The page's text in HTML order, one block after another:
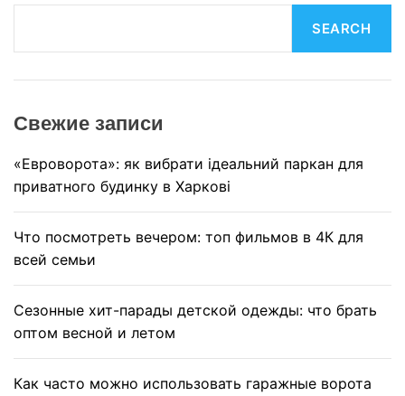
r
h
SEARCH
Свежие записи
«Евроворота»: як вибрати ідеальний паркан для
приватного будинку в Харкові
Что посмотреть вечером: топ фильмов в 4К для
всей семьи
Сезонные хит-парады детской одежды: что брать
оптом весной и летом
Как часто можно использовать гаражные ворота